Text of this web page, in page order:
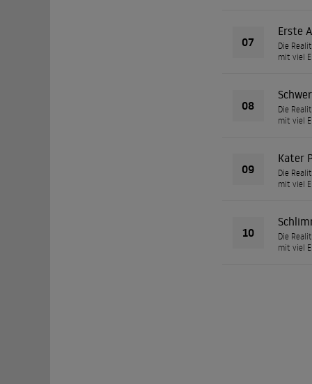
07
Erste
Die
mit viel
08
Die
mit viel
09
Kater
Die
mit viel
10
Die
mit viel